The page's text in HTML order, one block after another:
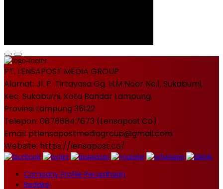
PT. LENSAPOST MEDIA GROUP
Alamat: Jl. P. Tirtayasa Gg. H.M Noor No.1, Sukabumi,
Kec. Sukabumi, Kota Bandar Lampung,
Provinsi Lampung 35122
Telepon: 08786847673 (Lensapost.Co)
Email: ptlensapostmediagroup@gmail.com
Website: https://lensapost.co/
Company Profile Perusahaan
Redaksi